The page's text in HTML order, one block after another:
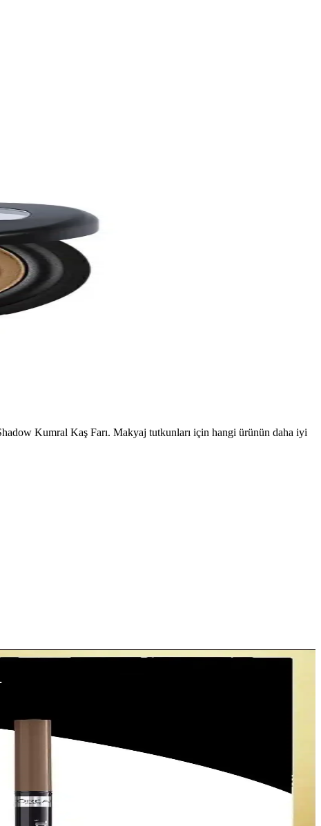
Kumral Kaş Farı. Makyaj tutkunları için hangi ürünün daha iyi
makyajınız gün boyu taze kalır.
Günlük ve özel makyajda ideal seçenek.